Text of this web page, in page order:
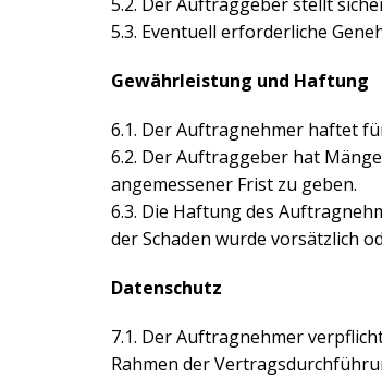
5.3. Eventuell erforderliche
Gewährleistung und Haftung
6.1. Der Auftragnehmer haftet
6.2. Der Auftraggeber hat
angemessener Frist zu geben.
6.3. Die Haftung des
der Schaden wurde vorsätzlich
Datenschutz
7.1. Der Auftragnehmer
Rahmen der